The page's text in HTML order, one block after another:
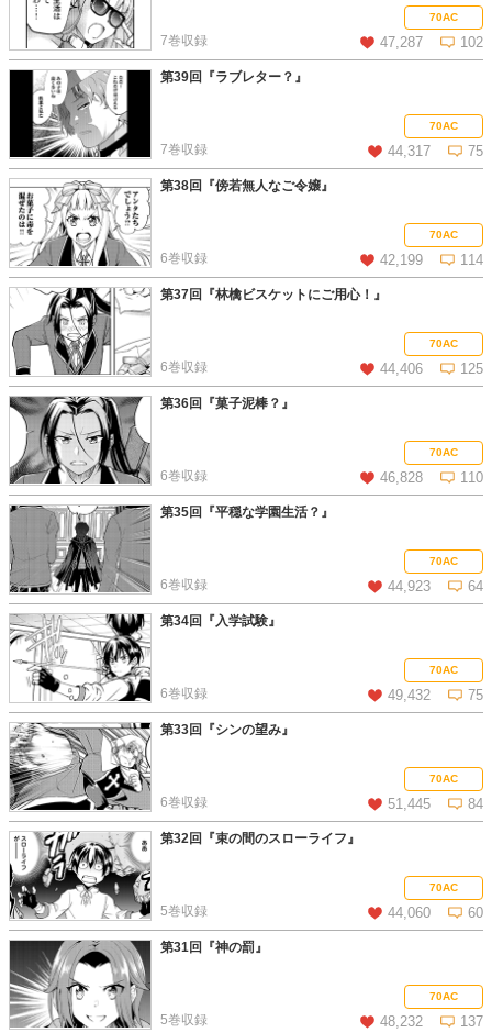
この話を読む コメントを見る70AC
47,287 102
7巻収録
この話を読む コメントを見る
第39回『ラブレター？』
70AC
44,317 75
7巻収録
この話を読む コメントを見る
第38回『傍若無人なご令嬢』
70AC
42,199 114
6巻収録
この話を読む コメントを見る
第37回『林檎ビスケットにご用心！』
70AC
44,406 125
6巻収録
この話を読む コメントを見る
第36回『菓子泥棒？』
70AC
46,828 110
6巻収録
この話を読む コメントを見る
第35回『平穏な学園生活？』
70AC
44,923 64
6巻収録
この話を読む コメントを見る
第34回『入学試験』
70AC
49,432 75
6巻収録
この話を読む コメントを見る
第33回『シンの望み』
70AC
51,445 84
6巻収録
この話を読む コメントを見る
第32回『束の間のスローライフ』
70AC
44,060 60
5巻収録
この話を読む コメントを見る
第31回『神の罰』
70AC
48,232 137
5巻収録